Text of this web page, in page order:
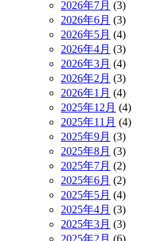
2026年7月 (3)
2026年6月 (3)
2026年5月 (4)
2026年4月 (3)
2026年3月 (4)
2026年2月 (3)
2026年1月 (4)
2025年12月 (4)
2025年11月 (4)
2025年9月 (3)
2025年8月 (3)
2025年7月 (2)
2025年6月 (2)
2025年5月 (4)
2025年4月 (3)
2025年3月 (3)
2025年2月 (6)